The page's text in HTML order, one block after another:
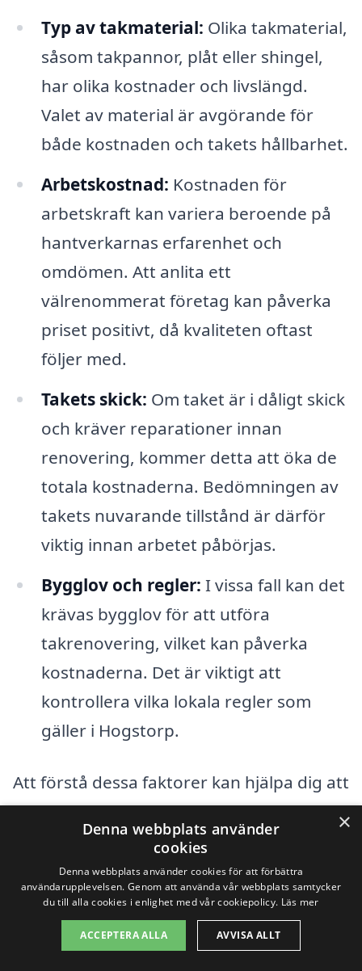
Typ av takmaterial: Olika takmaterial,
såsom takpannor, plåt eller shingel,
har olika kostnader och livslängd.
Valet av material är avgörande för
både kostnaden och takets hållbarhet.
Arbetskostnad: Kostnaden för
arbetskraft kan variera beroende på
hantverkarnas erfarenhet och
omdömen. Att anlita ett
välrenommerat företag kan påverka
priset positivt, då kvaliteten oftast
följer med.
Takets skick: Om taket är i dåligt skick
och kräver reparationer innan
renovering, kommer detta att öka de
totala kostnaderna. Bedömningen av
takets nuvarande tillstånd är därför
viktig innan arbetet påbörjas.
Bygglov och regler: I vissa fall kan det
krävas bygglov för att utföra
takrenovering, vilket kan påverka
kostnaderna. Det är viktigt att
kontrollera vilka lokala regler som
gäller i Hogstorp.
Att förstå dessa faktorer kan hjälpa dig att
göra en mer realistisk budget för din
takrenovering. Det är också klokt att
hämta in flera offerter från olika företag
för att jämföra priser och tjänster. Genom
att använda en plattform som fokuserar
på takrenovering i Hogstorp kan du
×
Denna webbplats använder
cookies
Denna webbplats använder cookies för att förbättra
användarupplevelsen. Genom att använda vår webbplats samtycker
du till alla cookies i enlighet med vår cookiepolicy. Läs mer
ACCEPTERA ALLA AVVISA ALLT